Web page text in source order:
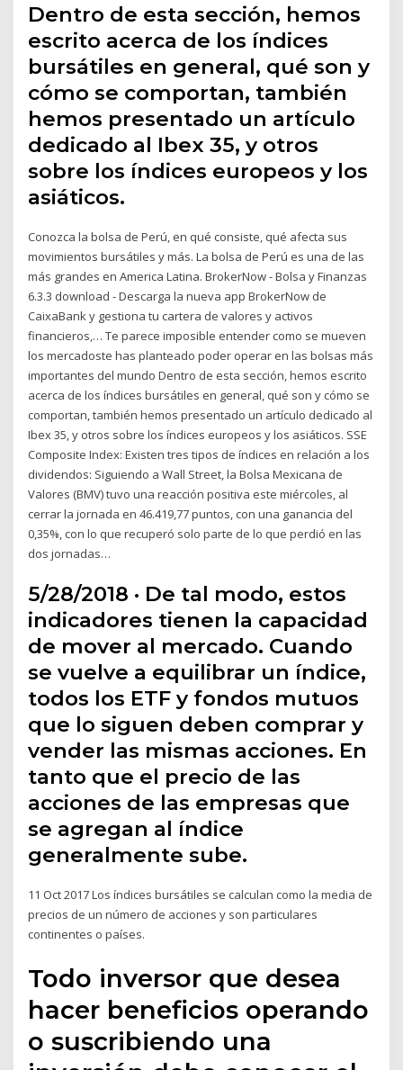
Dentro de esta sección, hemos
escrito acerca de los índices
bursátiles en general, qué son y
cómo se comportan, también
hemos presentado un artículo
dedicado al Ibex 35, y otros
sobre los índices europeos y los
asiáticos.
Conozca la bolsa de Perú, en qué consiste, qué afecta sus
movimientos bursátiles y más. La bolsa de Perú es una de las
más grandes en America Latina. BrokerNow - Bolsa y Finanzas
6.3.3 download - Descarga la nueva app BrokerNow de
CaixaBank y gestiona tu cartera de valores y activos
financieros,… Te parece imposible entender como se mueven
los mercadoste has planteado poder operar en las bolsas más
importantes del mundo Dentro de esta sección, hemos escrito
acerca de los índices bursátiles en general, qué son y cómo se
comportan, también hemos presentado un artículo dedicado al
Ibex 35, y otros sobre los índices europeos y los asiáticos. SSE
Composite Index: Existen tres tipos de índices en relación a los
dividendos: Siguiendo a Wall Street, la Bolsa Mexicana de
Valores (BMV) tuvo una reacción positiva este miércoles, al
cerrar la jornada en 46.419,77 puntos, con una ganancia del
0,35%, con lo que recuperó solo parte de lo que perdió en las
dos jornadas…
5/28/2018 · De tal modo, estos
indicadores tienen la capacidad
de mover al mercado. Cuando
se vuelve a equilibrar un índice,
todos los ETF y fondos mutuos
que lo siguen deben comprar y
vender las mismas acciones. En
tanto que el precio de las
acciones de las empresas que
se agregan al índice
generalmente sube.
11 Oct 2017 Los índices bursátiles se calculan como la media de
precios de un número de acciones y son particulares
continentes o países.
Todo inversor que desea
hacer beneficios operando
o suscribiendo una